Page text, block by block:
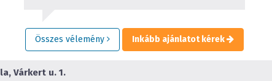
Összes vélemény Inkább ajánlatot kérek
Várkert u. 1.